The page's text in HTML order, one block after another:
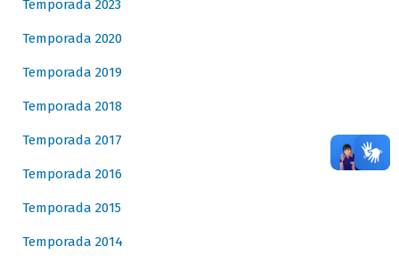
Temporada 2023
Temporada 2020
Temporada 2019
Temporada 2018
Temporada 2017
Temporada 2016
Temporada 2015
Temporada 2014